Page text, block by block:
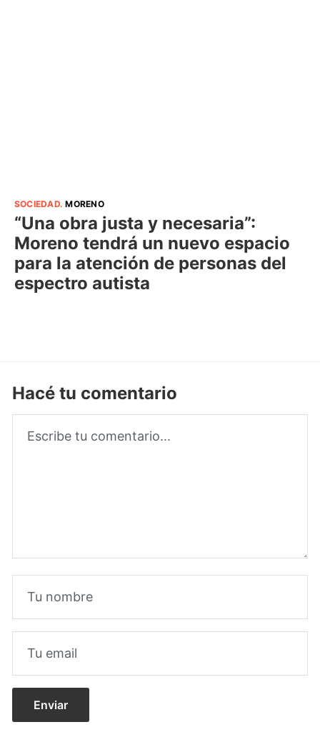
SOCIEDAD.MORENO
“Una obra justa y necesaria”:
Moreno tendrá un nuevo espacio
para la atención de personas del
espectro autista
Hacé tu comentario